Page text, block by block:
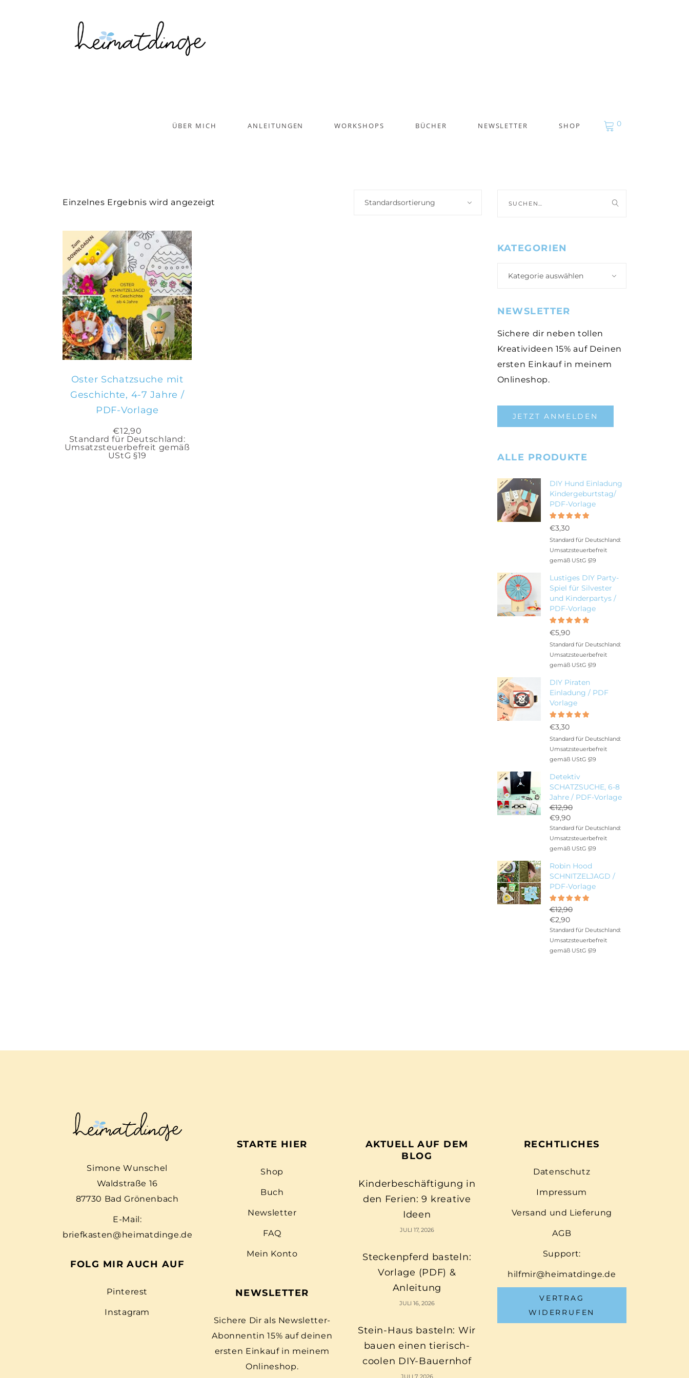
ÜBER MICH ANLEITUNGEN WORKSHOPS BÜCHER NEWSLETTER SHOP 0
Einzelnes Ergebnis wird angezeigt Standardsortierung
IN DEN
WARENKORB
Oster Schatzsuche mit
Geschichte, 4-7 Jahre /
PDF-Vorlage
€12,90
Standard für Deutschland:
Umsatzsteuerbefreit gemäß
UStG §19
nach:
KATEGORIEN
Kategorie auswählen
NEWSLETTER
Sichere dir neben tollen
Kreativideen 15% auf Deinen
ersten Einkauf in meinem
Onlineshop.
JETZT ANMELDEN
ALLE PRODUKTE
DIY Hund Einladung
Kindergeburtstag/
PDF-Vorlage
mit5.00
€3,30
Standard für Deutschland:
Umsatzsteuerbefreit
gemäß UStG §19
Lustiges DIY Party-
Spiel für Silvester
und Kinderpartys /
PDF-Vorlage
mit5.00
€5,90
Standard für Deutschland:
Umsatzsteuerbefreit
gemäß UStG §19
DIY Piraten
Einladung / PDF
Vorlage
mit5.00
€3,30
Standard für Deutschland:
Umsatzsteuerbefreit
gemäß UStG §19
Detektiv
SCHATZSUCHE, 6-8
Jahre / PDF-Vorlage
€12,90
Ursprünglicher
Preis
war:
€12,90
€9,90
Aktueller
Preis
ist:
Standard für Deutschland:
Umsatzsteuerbefreit
gemäß UStG §19
Robin Hood
SCHNITZELJAGD /
PDF-Vorlage
mit5.00
von 5
€12,90
Ursprünglicher
Preis
war:
€12,90
€2,90
Aktueller
Preis
ist:
Standard für Deutschland:
Umsatzsteuerbefreit
gemäß UStG §19
Simone Wunschel
Waldstraße 16
87730 Bad Grönenbach
E-Mail:
briefkasten@heimatdinge.de
FOLG MIR AUCH AUF
Pinterest
Instagram
STARTE HIER
Shop
Buch
Newsletter
FAQ
Mein Konto
NEWSLETTER
Sichere Dir als Newsletter-
Abonnentin 15% auf deinen
ersten Einkauf in meinem
Onlineshop.
AKTUELL AUF DEM
BLOG
Kinderbeschäftigung in
den Ferien: 9 kreative
Ideen
JULI 17, 2026
Steckenpferd basteln:
Vorlage (PDF) &
Anleitung
JULI 16, 2026
Stein-Haus basteln: Wir
bauen einen tierisch-
coolen DIY-Bauernhof
JULI 7, 2026
RECHTLICHES
Datenschutz
Impressum
Versand und Lieferung
AGB
Support:
hilfmir@heimatdinge.de
VERTRAG
WIDERRUFEN